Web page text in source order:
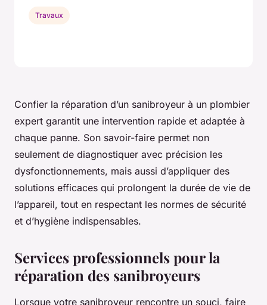
Confier la réparation d’un sanibroyeur à un plombier
expert garantit une intervention rapide et adaptée à
chaque panne. Son savoir-faire permet non
seulement de diagnostiquer avec précision les
dysfonctionnements, mais aussi d’appliquer des
solutions efficaces qui prolongent la durée de vie de
l’appareil, tout en respectant les normes de sécurité
et d’hygiène indispensables.
Services professionnels pour la
réparation des sanibroyeurs
Lorsque votre sanibroyeur rencontre un souci, faire
Travaux